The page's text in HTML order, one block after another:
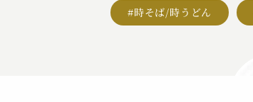
#時そば/時うどん